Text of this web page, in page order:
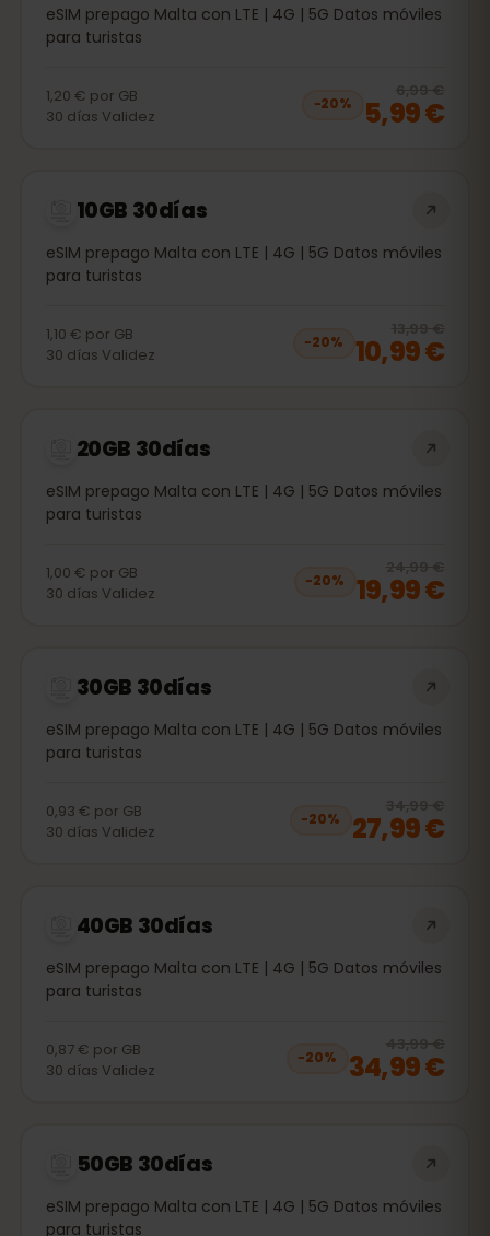
eSIM prepago Malta con LTE | 4G | 5G Datos móviles
para turistas
1,20 € por GB
30 días Validez
−20%
6,99 €
5,99 €
10GB 30días
eSIM prepago Malta con LTE | 4G | 5G Datos móviles
para turistas
1,10 € por GB
30 días Validez
−20%
13,99 €
10,99 €
20GB 30días
eSIM prepago Malta con LTE | 4G | 5G Datos móviles
para turistas
1,00 € por GB
30 días Validez
−20%
24,99 €
19,99 €
30GB 30días
eSIM prepago Malta con LTE | 4G | 5G Datos móviles
para turistas
0,93 € por GB
30 días Validez
−20%
34,99 €
27,99 €
40GB 30días
eSIM prepago Malta con LTE | 4G | 5G Datos móviles
para turistas
0,87 € por GB
30 días Validez
−20%
43,99 €
34,99 €
50GB 30días
eSIM prepago Malta con LTE | 4G | 5G Datos móviles
para turistas